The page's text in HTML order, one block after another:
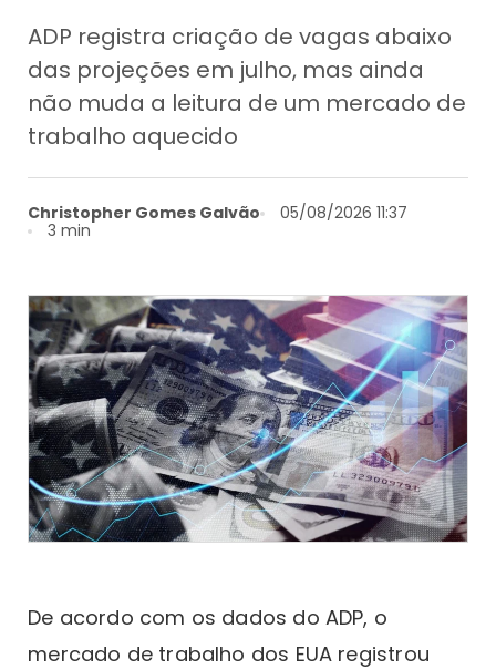
ADP registra criação de vagas abaixo
das projeções em julho, mas ainda
não muda a leitura de um mercado de
trabalho aquecido
Christopher Gomes Galvão
05/08/2026 11:37
3 min
De acordo com os dados do ADP, o
mercado de trabalho dos EUA registrou